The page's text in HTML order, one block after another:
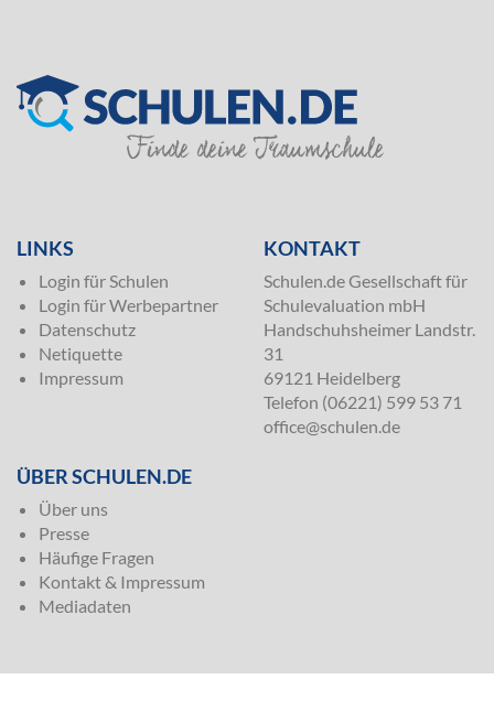
LINKS
Login für Schulen
Login für Werbepartner
Datenschutz
Netiquette
Impressum
KONTAKT
Schulen.de Gesellschaft für
Schulevaluation mbH
Handschuhsheimer Landstr.
31
69121 Heidelberg
Telefon (06221) 599 53 71
office@schulen.de
ÜBER SCHULEN.DE
Über uns
Presse
Häufige Fragen
Kontakt & Impressum
Mediadaten